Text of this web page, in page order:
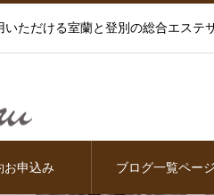
ただける室蘭と登別の総合エステ
お申込み ブログ一覧ページ